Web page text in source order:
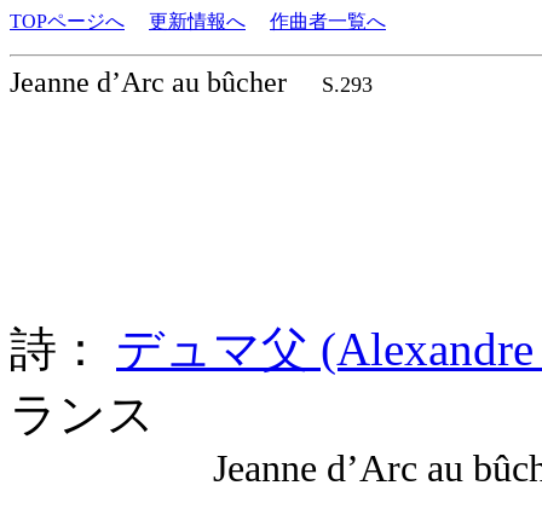
TOPページへ 更新情報へ 作曲者一覧へ
Jeanne d’Arc au bûcher S.293
詩： デュマ父 (Alexandre
ランス
Jeanne d’Arc au